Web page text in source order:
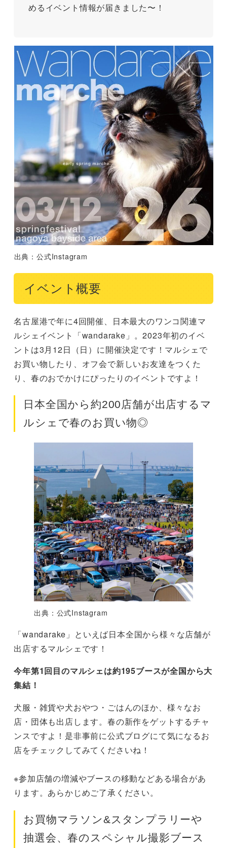
めるイベント情報が届きました〜！
出典：公式Instagram
イベント概要
名古屋港で年に4回開催、日本最大のワンコ関連マ
ルシェイベント「wandarake」。2023年初のイベ
ントは3月12日（日）に開催決定です！マルシェで
お買い物したり、オフ会で新しいお友達をつくた
り、春のおでかけにぴったりのイベントですよ！
日本全国から約200店舗が出店するマ
ルシェで春のお買い物◎
出典：公式Instagram
「wandarake」といえば日本全国から様々な店舗が
出店するマルシェです！
今年第1回目のマルシェは約195ブースが全国から大
集結！
犬服・雑貨や犬おやつ・ごはんのほか、様々なお
店・団体も出店します。春の新作をゲットするチャ
ンスですよ！是非事前に公式ブログにて気になるお
店をチェックしてみてくださいね！
※参加店舗の増減やブースの移動などある場合があ
ります。あらかじめご了承ください。
お買物マラソン&スタンプラリーや
抽選会、春のスペシャル撮影ブース